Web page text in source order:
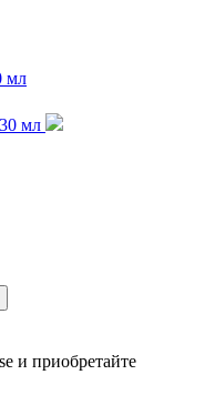
мл
и приобретайте